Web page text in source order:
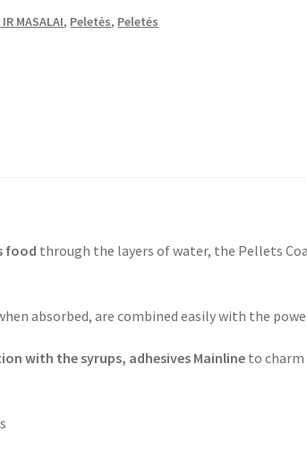
MASALAI, Peletės, Peletės
food through the layers of water, the Pellets
absorbed, are combined easily with the
with the syrups, adhesives Mainline to